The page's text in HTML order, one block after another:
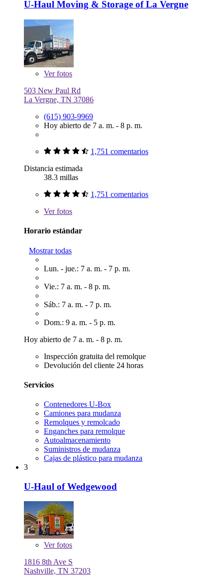
U-Haul Moving & Storage of La Vergne
Verfotos
503 New Paul Rd
La Vergne, TN 37086
(615) 903-9969
Hoy abierto de 7 a. m. - 8 p. m.
1,751 comentarios
Distancia estimada
38.3 millas
1,751 comentarios
Verfotos
Horario estándar
Mostrar todas
Lun. - jue.: 7 a. m. - 7 p. m.
Vie.: 7 a. m. - 8 p. m.
Sáb.: 7 a. m. - 7 p. m.
Dom.: 9 a. m. - 5 p. m.
Hoy abierto de 7 a. m. - 8 p. m.
Inspección gratuita del remolque
Devolución del cliente 24 horas
Servicios
Contenedores U-Box
Camiones para mudanza
Remolques y remolcado
Enganches para remolque
Autoalmacenamiento
Suministros de mudanza
Cajas de plástico para mudanza
3
U-Haul of Wedgewood
Verfotos
1816 8th Ave S
Nashville, TN 37203